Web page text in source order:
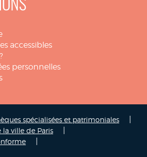
accessibles
personnelles
spécialisées et patrimoniales
la ville de Paris